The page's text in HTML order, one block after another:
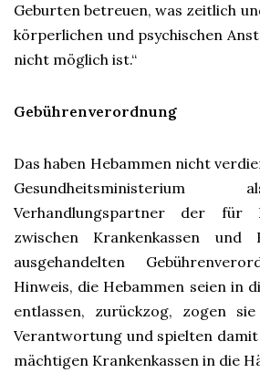
Geburten betreuen, was zeitlich
körperlichen und psychischen
nicht möglich ist.“
Gebührenverordnung
Das haben Hebammen nicht
Verhandlungspartner der für
zwischen Krankenkassen und
ausgehandelten
Hinweis, die Hebammen seien in
entlassen, zurückzog, zogen
Verantwortung und spielten
mächtigen Krankenkassen in die